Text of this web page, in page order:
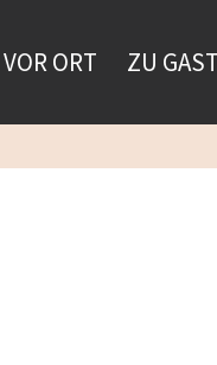
VOR ORT ZU GAST